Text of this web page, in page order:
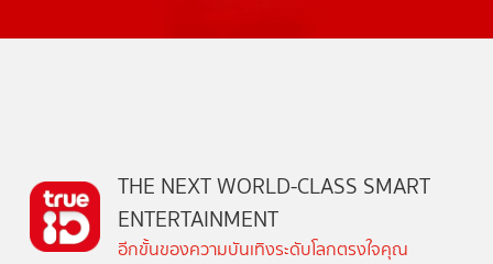
THE NEXT WORLD-CLASS SMART
ENTERTAINMENT
อีกขั้นของความบันเทิงระดับโลกตรงใจคุณ